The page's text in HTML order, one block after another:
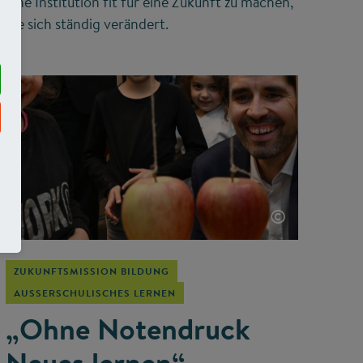
die sich ständig verändert.
©
ZUKUNFTSMISSION BILDUNG
AUSSERSCHULISCHES LERNEN
„Ohne Notendruck